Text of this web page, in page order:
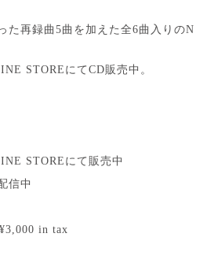
た再録曲5曲を加えた全6曲入りのN
STOREにてCD販売中。
STOREにて販売中
信中
in tax